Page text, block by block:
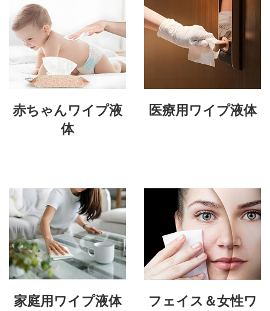
赤ちゃんワイプ液
体
医療用ワイプ液体
家庭用ワイプ液体
フェイス＆女性ワ